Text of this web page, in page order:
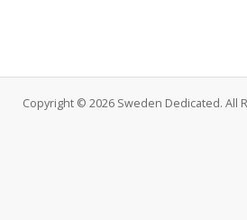
Copyright © 2026 Sweden Dedicated. All